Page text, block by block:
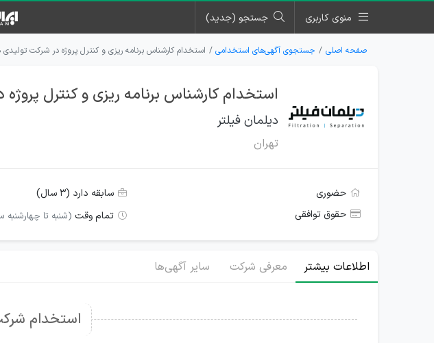
منوی کاربری جستجو (جدید)
صفحه اصلی جستجوی آگهی‌های استخدامی استخدام کارشناس برنامه ریزی و کنترل پروژه در شرکت تولیدی
استخدام کارشناس برنامه ریزی و کنترل
دیلمان فیلتر
تهران
حضوری
سابقه دارد (۳ سال)
حقوق توافقی
تمام وقت (شنبه تا چهارشنبه ساعت
اطلاعات بیشتر معرفی شرکت سایر آگهی‌ها
استخدام